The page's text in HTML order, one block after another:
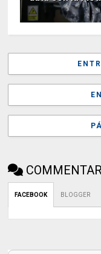
FACEBOOK BLOGGER